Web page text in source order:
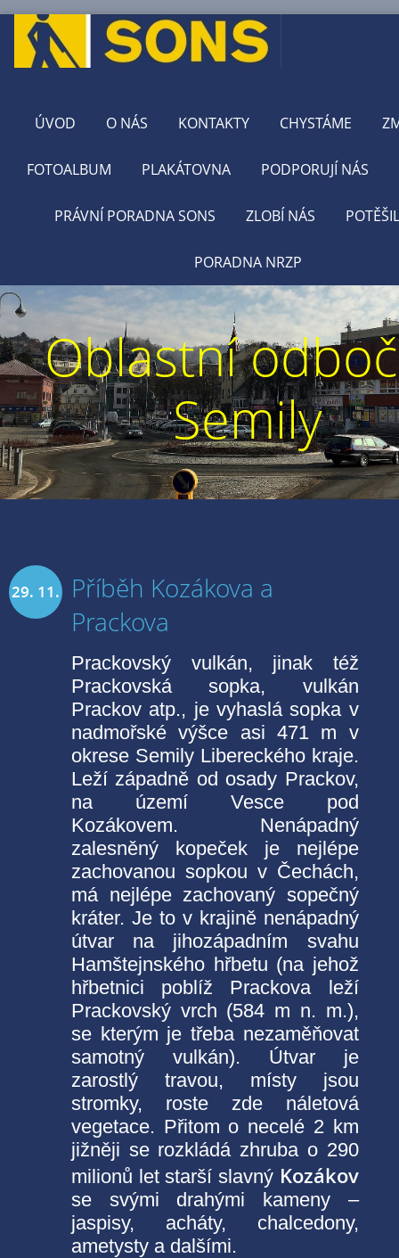
ÚVOD O NÁS KONTAKTY CHYSTÁME
FOTOALBUM PLAKÁTOVNA PODPORUJÍ NÁS
PRÁVNÍ PORADNA SONS ZLOBÍ NÁS
PORADNA NRZP
Oblastní
Semily
29. 11.
Příběh Kozákova a
Prackova
Prackovský vulkán, jinak též
Prackovská sopka, vulkán
Prackov atp., je vyhaslá sopka v
nadmořské výšce asi 471 m v
okrese Semily Libereckého kraje.
Leží západně od osady Prackov,
na území Vesce pod
Kozákovem. Nenápadný
zalesněný kopeček je nejlépe
zachovanou sopkou v Čechách,
má nejlépe zachovaný sopečný
kráter. Je to v krajině nenápadný
útvar na jihozápadním svahu
Hamštejnského hřbetu (na jehož
hřbetnici poblíž Prackova leží
Prackovský vrch (584 m n. m.),
se kterým je třeba nezaměňovat
samotný vulkán). Útvar je
zarostlý travou, místy jsou
stromky, roste zde náletová
vegetace. Přitom o necelé 2 km
jižněji se rozkládá zhruba o 290
milionů let starší slavný Kozákov
se svými drahými kameny –
jaspisy, acháty, chalcedony,
ametysty a dalšími.